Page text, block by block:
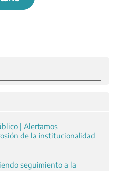
| Alertamos
de la institucionalidad
seguimiento a la